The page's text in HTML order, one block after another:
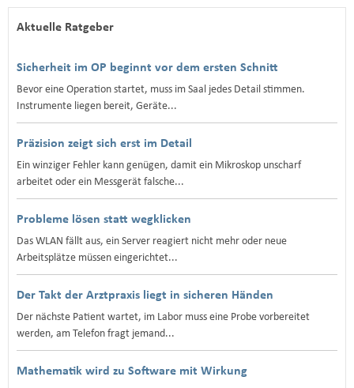
Aktuelle Ratgeber
Sicherheit im OP beginnt vor dem ersten Schnitt
Bevor eine Operation startet, muss im Saal jedes Detail stimmen.
Instrumente liegen bereit, Geräte...
Präzision zeigt sich erst im Detail
Ein winziger Fehler kann genügen, damit ein Mikroskop unscharf
arbeitet oder ein Messgerät falsche...
Probleme lösen statt wegklicken
Das WLAN fällt aus, ein Server reagiert nicht mehr oder neue
Arbeitsplätze müssen eingerichtet...
Der Takt der Arztpraxis liegt in sicheren Händen
Der nächste Patient wartet, im Labor muss eine Probe vorbereitet
werden, am Telefon fragt jemand...
Mathematik wird zu Software mit Wirkung